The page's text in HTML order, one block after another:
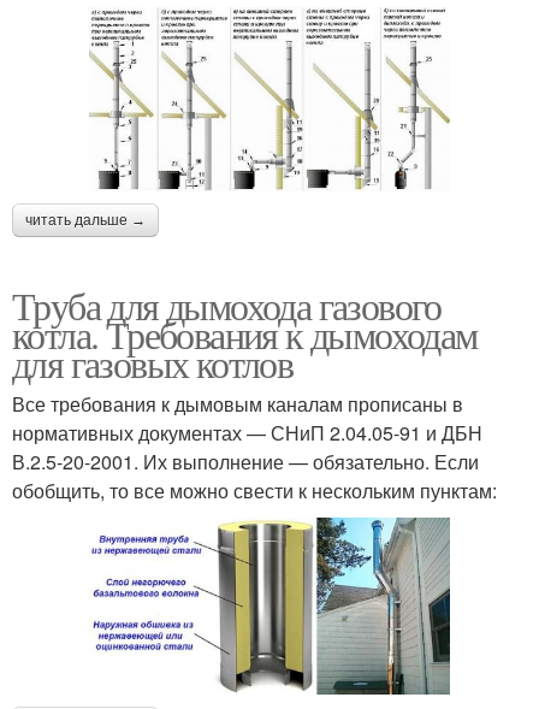
читать дальше →
Труба для дымохода газового
котла. Требования к дымоходам
для газовых котлов
Все требования к дымовым каналам прописаны в
нормативных документах — СНиП 2.04.05-91 и ДБН
В.2.5-20-2001. Их выполнение — обязательно. Если
обобщить, то все можно свести к нескольким пунктам: